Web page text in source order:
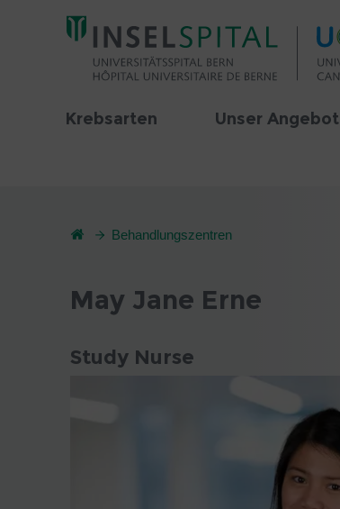
Krebsarten Unser Angebot
Behandlungszentren
May Jane Erne
Study Nurse